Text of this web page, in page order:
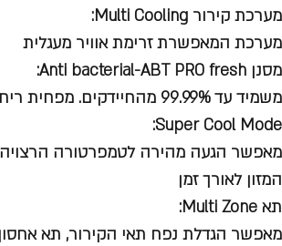
מערכת קירור Multi Cooling:
מערכת המאפשרת זרימת אוויר מעגלית
מסנן Anti bacterial-ABT PRO fresh:
משמיד עד 99.99% מהחיידקים. מפחית ריחות בשיעור של 100%
Super Cool Mode:
מאפשר הגעה מהירה לטמפרטורה
המזון לאורך זמן
תא Multi Zone:
מאפשר הגדלת נפח תאי הקירור, תא